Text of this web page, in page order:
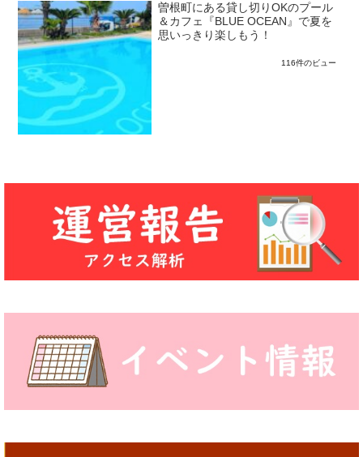
曽根町にある貸し切りOKのプール
＆カフェ『BLUE OCEAN』で夏を
思いっきり楽しもう！
116件のビュー